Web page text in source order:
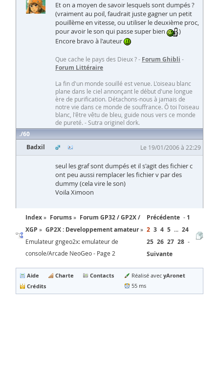
Et on a moyen de savoir lesquels sont dumpés ?
(vraiment au poil, faudrait juste gagner un petit
pouillème en vitesse, ou utiliser le deuxième proc,
pour avoir le son qui passe super bien
)
Encore bravo à l'auteur
Que cache le pays des Dieux ? - Forum Ghibli -
Forum Littéraire
La fin d'un monde souillé est venue. L'oiseau blanc
plane dans le ciel annonçant le début d'une longue
ère de purification. Détachons-nous à jamais de
notre vie dans ce monde de souffrance. Ô toi l'oiseau
blanc, l'être vêtu de bleu, guide nous vers ce monde
de pureté. - Sutra originel dork.
60
Badxil
Le 19/01/2006 à 22:29
seul les graf sont dumpés et il s'agit des fichier c
ont peu aussi remplacer les fichier v par des
dummy (cela vire le son)
Voila Ximoon
Index Forums
Forum GP32 / GP2X /
XGP
GP2X : Developpement amateur
Emulateur gngeo2x: emulateur de
console/Arcade NeoGeo - Page 2
Précédente
1
2 3 4 5 ... 24
25 26 27 28
Suivante
Aide Charte
Contacts
Crédits
Réalisé avecyAronet
55 ms